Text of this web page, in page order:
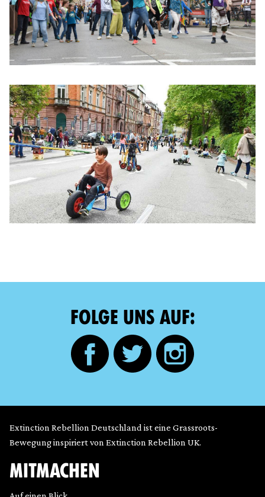
FOLGE UNS AUF:
Extinction Rebellion Deutschland ist eine Grassroots-
Bewegung inspiriert von Extinction Rebellion UK.
MITMACHEN